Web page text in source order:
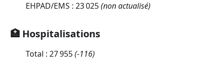
EHPAD/EMS : 23 025(non actualisé)
🏥 Hospitalisations
Total : 27 955(-116)